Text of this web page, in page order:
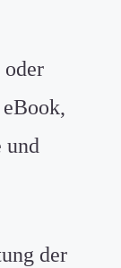
und
der